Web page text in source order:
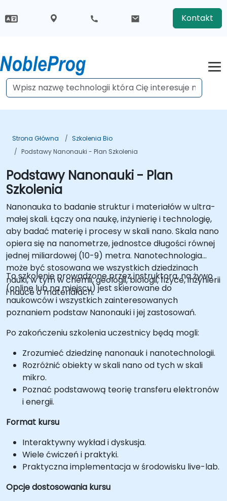
Kontakt
Strona Główna
Szkolenia Bio
Podstawy Nanonauki - Plan Szkolenia
Podstawy Nanonauki - Plan
Szkolenia
Nanonauka to badanie struktur i materiałów w ultra-
małej skali. Łączy ona naukę, inżynierię i technologię,
aby badać materię i procesy w skali nano. Skala nano
opiera się na nanometrze, jednostce długości równej
jednej miliardowej (10-9) metra. Nanotechnologia
może być stosowana we wszystkich dziedzinach
nauki, w tym w chemii, geologii, biologii, fizyce, inżynierii
i nauce o materiałach.
To szkolenie prowadzone przez instruktora, na żywo
(online lub na miejscu) jest skierowane do
naukowców i wszystkich zainteresowanych
poznaniem podstaw Nanonauki i jej zastosowań.
Po zakończeniu szkolenia uczestnicy będą mogli:
Zrozumieć dziedzinę nanonauk i nanotechnologii.
Rozróżnić obiekty w skali nano od tych w skali
mikro.
Poznać podstawową teorię transferu elektronów
i energii.
Format kursu
Interaktywny wykład i dyskusja.
Wiele ćwiczeń i praktyki.
Praktyczna implementacja w środowisku live-lab.
Opcje dostosowania kursu